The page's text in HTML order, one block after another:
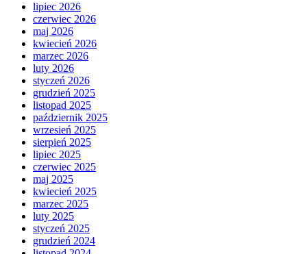
lipiec 2026
czerwiec 2026
maj 2026
kwiecień 2026
marzec 2026
luty 2026
styczeń 2026
grudzień 2025
listopad 2025
październik 2025
wrzesień 2025
sierpień 2025
lipiec 2025
czerwiec 2025
maj 2025
kwiecień 2025
marzec 2025
luty 2025
styczeń 2025
grudzień 2024